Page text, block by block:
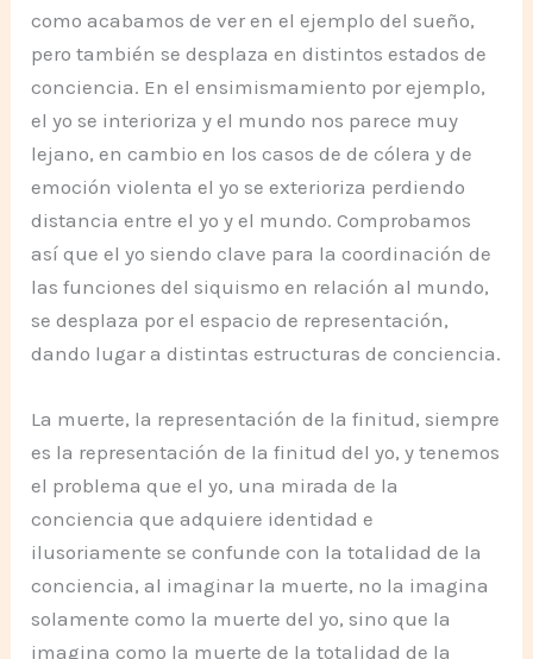
como acabamos de ver en el ejemplo del sueño,
pero también se desplaza en distintos estados de
conciencia. En el ensimismamiento por ejemplo,
el yo se interioriza y el mundo nos parece muy
lejano, en cambio en los casos de de cólera y de
emoción violenta el yo se exterioriza perdiendo
distancia entre el yo y el mundo. Comprobamos
así que el yo siendo clave para la coordinación de
las funciones del siquismo en relación al mundo,
se desplaza por el espacio de representación,
dando lugar a distintas estructuras de conciencia.
La muerte, la representación de la finitud, siempre
es la representación de la finitud del yo, y tenemos
el problema que el yo, una mirada de la
conciencia que adquiere identidad e
ilusoriamente se confunde con la totalidad de la
conciencia, al imaginar la muerte, no la imagina
solamente como la muerte del yo, sino que la
imagina como la muerte de la totalidad de la